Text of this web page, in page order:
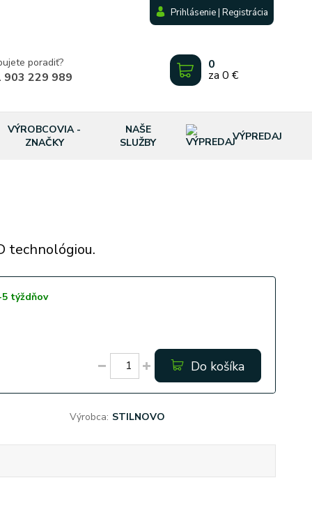
Prihlásenie | Registrácia
poradiť?
903 229 989
0
za 0 €
VÝROBCOVIA -
ZNAČKY
NAŠE
SLUŽBY
VÝPREDAJ
technológiou.
týždňov
Do košíka
Výrobca: STILNOVO